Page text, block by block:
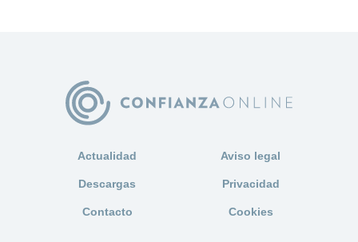
Actualidad
Descargas
Contacto
Aviso legal
Privacidad
Cookies